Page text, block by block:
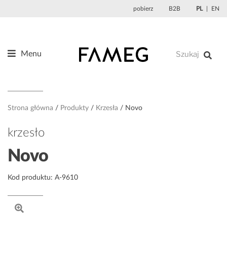
pobierz B2B PL EN
Menu
O nas
Projektanci
Referencje
Kontakt
Sklep
Strona główna Produkty Krzesła Novo
krzesło
Novo
Kod produktu: A-9610